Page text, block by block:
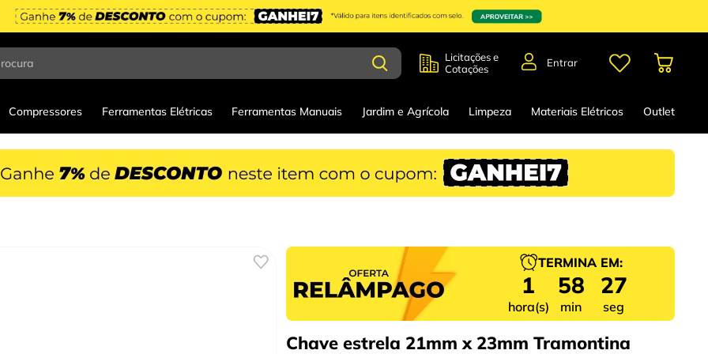
Licitações e
Cotações
Entrar
Compressores Ferramentas Elétricas Ferramentas Manuais Jardim e Agrícola Limpeza Materiais Elétricos Outlet
TERMINA EM:
1
hora(s)
58
min
26
seg
Chave estrela 21mm x 23mm Tramontina